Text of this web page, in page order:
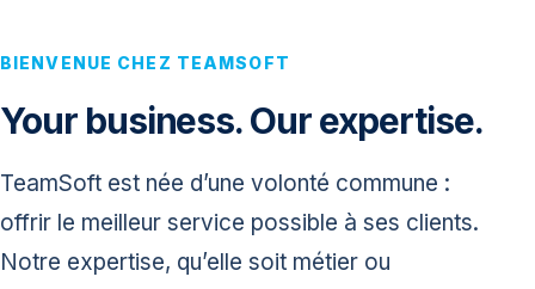
BIENVENUE CHEZ TEAMSOFT
Your business. Our expertise.
TeamSoft est née d’une volonté commune :
offrir le meilleur service possible à ses clients.
Notre expertise, qu’elle soit métier ou